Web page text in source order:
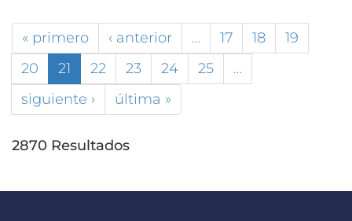
« primero ‹ anterior … 17 18
19
20
21 22 23 24 25
…
siguiente ›
última »
2870 Resultados